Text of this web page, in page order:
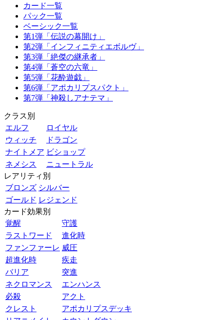
カード一覧
パック一覧
ベーシック一覧
第1弾「伝説の幕開け」
第2弾「インフィニティエボルヴ」
第3弾「絶傑の継承者」
第4弾「蒼空の六竜」
第5弾「花酔遊戯」
第6弾「アポカリプスパクト」
第7弾「神殺しアナテマ」
クラス別
エルフ
ロイヤル
ウィッチ
ドラゴン
ナイトメア ビショップ
ネメシス
ニュートラル
レアリティ別
ブロンズ シルバー
ゴールド レジェンド
カード効果別
覚醒
守護
ラストワード
進化時
ファンファーレ 威圧
超進化時
疾走
バリア
突進
ネクロマンス
エンハンス
必殺
アクト
クレスト
アポカリプスデッキ